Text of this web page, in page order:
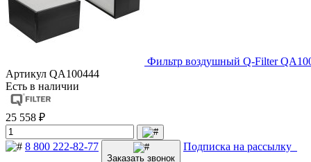
Фильтр воздушный Q-Filter
Артикул QA100444
Есть в наличии
25 558 ₽
8 800 222-82-77
Заказать звонок
Подписка на рассылку